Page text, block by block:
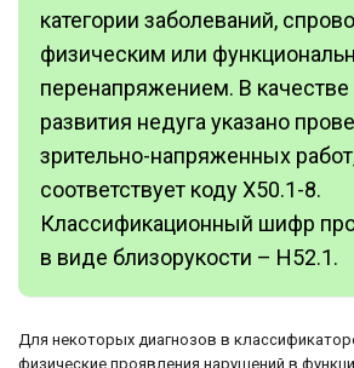
категории заболеваний,
физическим или
перенапряжением. В
развития недуга указано
зрительно-напряженных
соответствует коду X50.1-8.
Классификационный шифр
в виде близорукости – H52.1.
Для некоторых диагнозов в
физические проявления нарушений в